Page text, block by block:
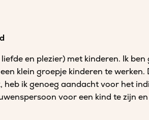
en plezier) met kinderen. Ik
klein groepje kinderen te werken.
ik genoeg aandacht voor het
voor een kind te zijn en